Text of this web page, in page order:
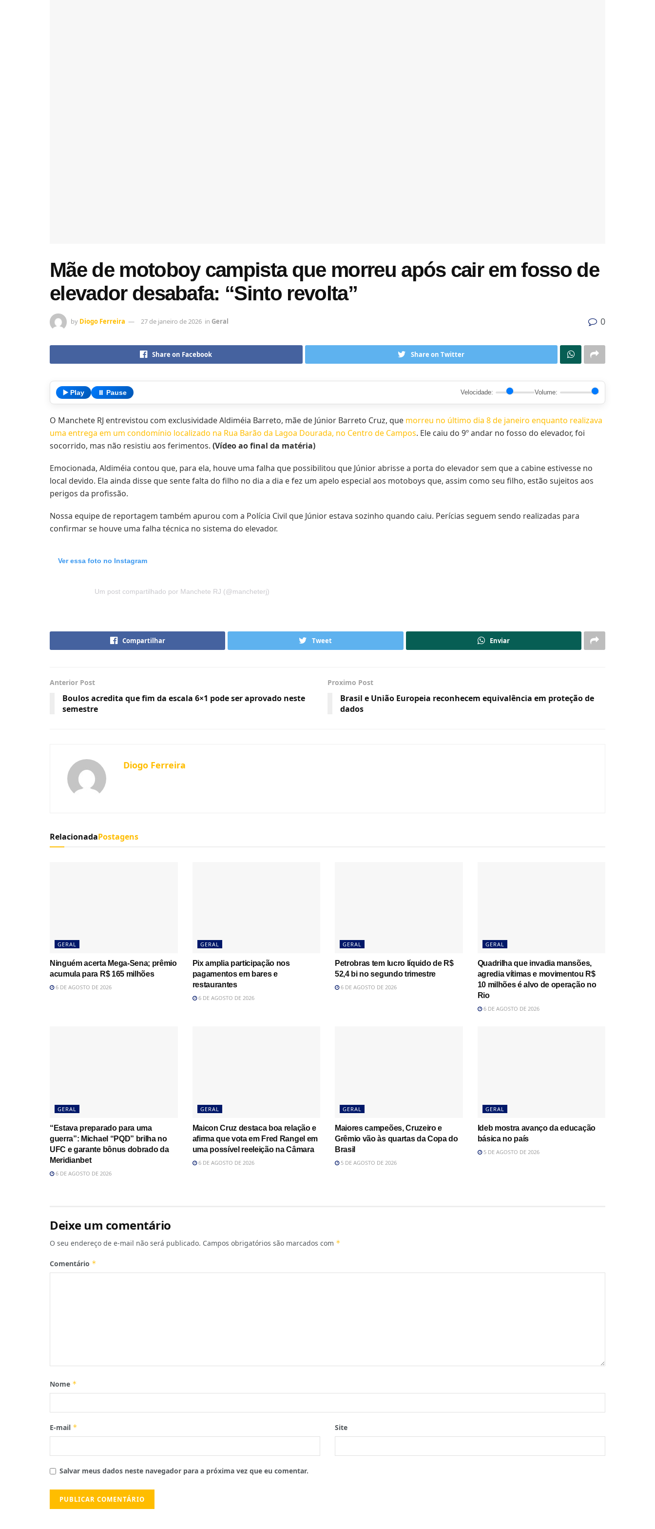
Mãe de motoboy campista que morreu após cair em fosso de
elevador desabafa: “Sinto revolta”
by Diogo Ferreira 27 de janeiro de 2026 in Geral 0
Share on Facebook Share on Twitter
▶️ Play ⏸️ Pause Velocidade: Volume:
O Manchete RJ entrevistou com exclusividade Aldiméia Barreto, mãe de Júnior Barreto Cruz, que morreu no último dia 8 de janeiro enquanto realizava
uma entrega em um condomínio localizado na Rua Barão da Lagoa Dourada, no Centro de Campos. Ele caiu do 9º andar no fosso do elevador, foi
socorrido, mas não resistiu aos ferimentos. (Vídeo ao final da matéria)
Emocionada, Aldiméia contou que, para ela, houve uma falha que possibilitou que Júnior abrisse a porta do elevador sem que a cabine estivesse no
local devido. Ela ainda disse que sente falta do filho no dia a dia e fez um apelo especial aos motoboys que, assim como seu filho, estão sujeitos aos
perigos da profissão.
Nossa equipe de reportagem também apurou com a Polícia Civil que Júnior estava sozinho quando caiu. Perícias seguem sendo realizadas para
confirmar se houve uma falha técnica no sistema do elevador.
Ver essa foto no Instagram
Um post compartilhado por Manchete RJ (@mancheterj)
Compartilhar Tweet Enviar
Anterior Post
Boulos acredita que fim da escala 6×1 pode ser aprovado neste
semestre
Proximo Post
Brasil e União Europeia reconhecem equivalência em proteção de
dados
Diogo Ferreira
RelacionadaPostagens
GERAL
Ninguém acerta Mega-Sena; prêmio
acumula para R$ 165 milhões
6 DE AGOSTO DE 2026
GERAL
Pix amplia participação nos
pagamentos em bares e
restaurantes
6 DE AGOSTO DE 2026
GERAL
Petrobras tem lucro líquido de R$
52,4 bi no segundo trimestre
6 DE AGOSTO DE 2026
GERAL
Quadrilha que invadia mansões,
agredia vítimas e movimentou R$
10 milhões é alvo de operação no
Rio
6 DE AGOSTO DE 2026
GERAL
“Estava preparado para uma
guerra”: Michael “PQD” brilha no
UFC e garante bônus dobrado da
Meridianbet
6 DE AGOSTO DE 2026
GERAL
Maicon Cruz destaca boa relação e
afirma que vota em Fred Rangel em
uma possível reeleição na Câmara
6 DE AGOSTO DE 2026
GERAL
Maiores campeões, Cruzeiro e
Grêmio vão às quartas da Copa do
Brasil
5 DE AGOSTO DE 2026
GERAL
Ideb mostra avanço da educação
básica no país
5 DE AGOSTO DE 2026
Deixe um comentário
O seu endereço de e-mail não será publicado. Campos obrigatórios são marcados com *
Comentário *
Nome *
E-mail * Site
Salvar meus dados neste navegador para a próxima vez que eu comentar.